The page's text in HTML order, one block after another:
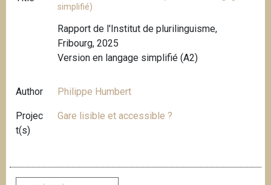
simplifié)
Rapport de l'Institut de plurilinguisme,
Fribourg, 2025
Version en langage simplifié (A2)
Author Philippe Humbert
Projec
t(s)
Gare lisible et accessible ?